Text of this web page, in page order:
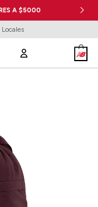
A $5000
Locales